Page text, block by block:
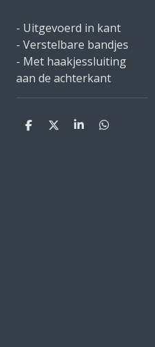
- Uitgevoerd in kant
- Verstelbare bandjes
- Met haakjessluiting
aan de achterkant
D
D
S
D